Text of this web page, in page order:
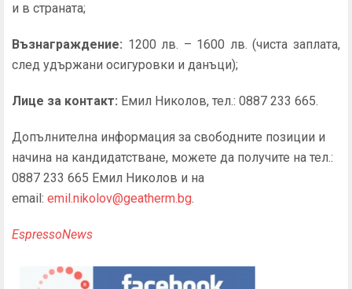
и в страната;
Възнаграждение: 1200 лв. – 1600 лв. (чиста заплата,
след удържани осигуровки и данъци);
Лице за контакт: Емил Николов, тел.: 0887 233 665.
Допълнителна информация за свободните позиции и
начина на кандидатстване, можете да получите на тел.:
0887 233 665 Емил Николов и на
email: emil.nikolov@geatherm.bg.
EspressoNews